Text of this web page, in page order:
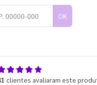
OK
clientes avaliaram este